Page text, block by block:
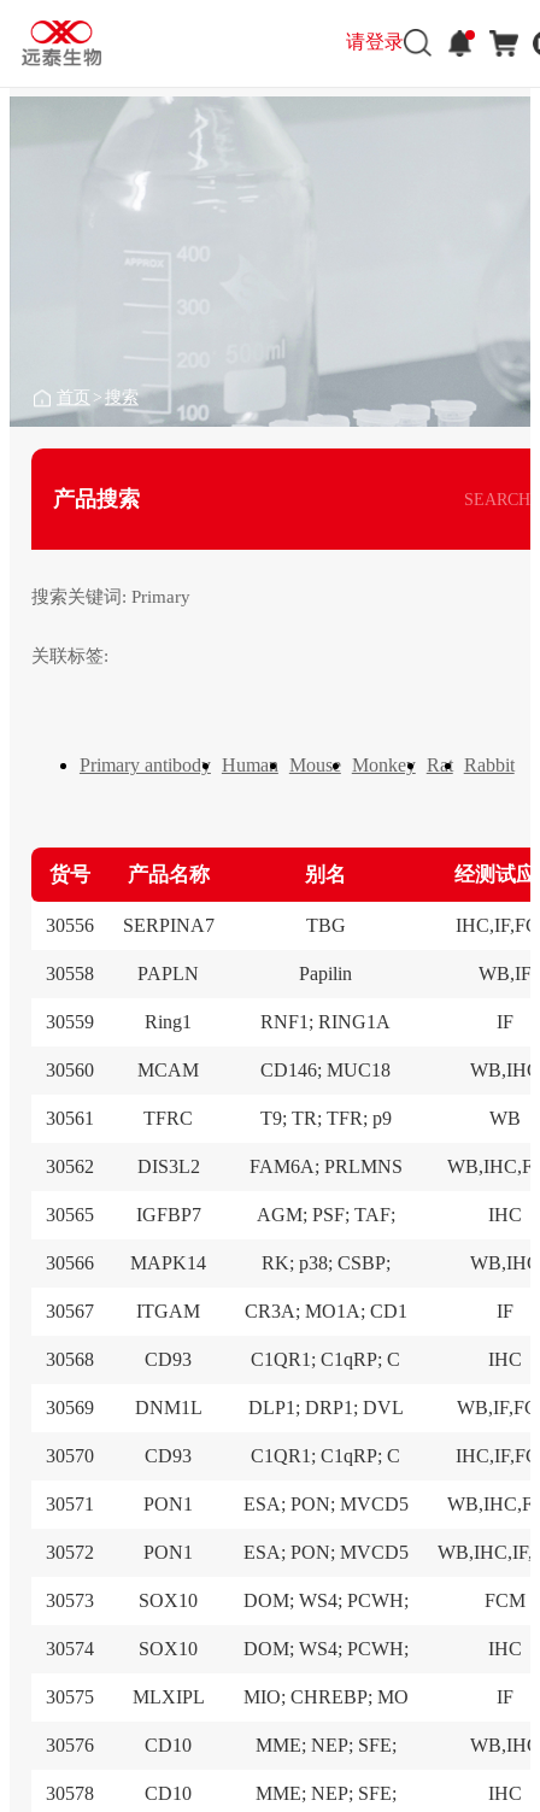
请登录
产品搜索 SEARCH
首页 > 搜索
搜索关键词: Primary
关联标签:
Primary antibody Human Mouse Monkey Rat Rabbit
货号 产品名称 别名 经测试
30556 SERPINA7 TBG
30558 PAPLN Papilin WB,IF
30559 Ring1 RNF1; RING1A IF
30560 MCAM CD146; MUC18 WB,IHC
30561 TFRC T9; TR; TFR; p9 WB
30562 DIS3L2 FAM6A; PRLMNS
30565 IGFBP7 AGM; PSF; TAF; IHC
30566 MAPK14 RK; p38; CSBP; WB,IHC
30567 ITGAM CR3A; MO1A; CD1 IF
30568 CD93 C1QR1; C1qRP; C IHC
30569 DNM1L DLP1; DRP1; DVL
30570 CD93 C1QR1; C1qRP; C
30571 PON1 ESA; PON; MVCD5
30572 PON1 ESA; PON; MVCD5
30573 SOX10 DOM; WS4; PCWH; FCM
30574 SOX10 DOM; WS4; PCWH; IHC
30575 MLXIPL MIO; CHREBP; MO IF
30576 CD10 MME; NEP; SFE; WB,IHC
30578 CD10 MME; NEP; SFE; IHC